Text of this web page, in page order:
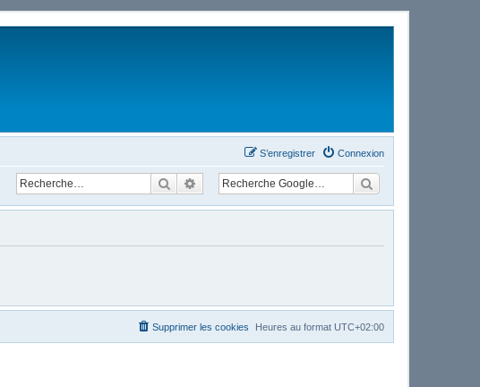
Connexion
S’enregistrer
RechercherRecherche avancée
Heures au format UTC+02:00
Supprimer les cookies